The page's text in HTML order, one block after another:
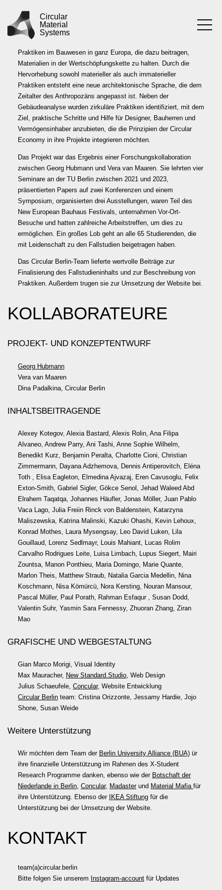
Inhalt
springen
Circular
Material
Systems
ÜBER UNS
‚Circular Material Systems‘ sammelt kreislauforientierte
Praktiken im Bauwesen in ganz Europa, die dazu beitragen,
Materialien in der Wertschöpfungskette zu halten. Durch die
Hervorhebung sowohl materieller als auch immaterieller
Praktiken entsteht eine neue architektonische Sprache, die dem
Zeitalter des Anthropozäns angepasst ist. Neben der
Gebäudeanalyse wurden zirkuläre Praktiken identifiziert, mit dem
Ziel, praktische Schritte und Hilfe für Designer, Bauherren und
Vermögensinhaber anzubieten, die die Prinzipien der Circular
Economy in ihre Projekte integrieren möchten.
Das Projekt war das Ergebnis einer Forschungskollaboration
zwischen Georg Hubmann und Vera van Maaren. Sie lehrten vier
Seminare an der TU Berlin zwischen 2021 und 2023,
präsentierten Papers auf zwei Konferenzen und einem
Symposium, organisierten drei Ausstellungen, waren Teil des
New European Bauhaus Festivals, unternahmen Vor-Ort-
Besuche und hatten zahlreiche Arbeitstreffen, um dies zu
ermöglichen. Ein großes Lob geht an alle 65 Studierenden, die
mit Leidenschaft zu den Fallstudien beigetragen haben.
Das Circular Berlin-Team lieferte wertvolle Beiträge zur
Finalisierung des Fallstudieninhalts und zur Beschreibung von
Praktiken. Außerdem trugen sie zur Umsetzung der Website bei.
KOLLABORATEURE
PROJEKT- UND KONZEPTENTWURF
Georg Hubmann
Vera van Maaren
Dina Padalkina, Circular Berlin
INHALTSBEITRAGENDE
Alexey Kotegov, Alexia Bastard, Alexis Rolin, Ana Filipa
Alvaneo, Andrew Parry, Ani Tashi, Anne Sophie Wilhelm,
Benedikt Kurz, Benjamin Peralta, Charlotte Cioni, Christian
Zimmermann, Dayana Adzhemova, Dennis Antiperovitch, Eléna
Toth , Elisa Eagleton, Elmedina Ajvazaj, Eren Cavusoglu, Felix
Exton-Smith, Gabriel Sigler, Gökce Senol, Jehad Waleed Abd
Elrahem Taqatqa, Johannes Häufler, Jonas Möller, Juan Pablo
Vaca Lago, Julia Freiin Rinck von Baldenstein, Katarzyna
Maliszewska, Katrina Malinski, Kazuki Ohashi, Kevin Lehoux,
Konrad Mothes, Laura Mysengsay, Leo David Luken, Lila
Gouillaud, Lorenz Sedlmayr, Louis Mahiant, Lucas Rolim
Carvalho Rodrigues Leite, Luisa Limbach, Lupus Siegert, Mairi
Zountsa, Manon Ponthieu, Maria Domingo, Marie Quante,
Marlon Theis, Matthew Straub, Natalia Garcia Medellin, Nina
Koschmann, Nisa Kömürcü, Nora Kersting, Nouran Mansour,
Pascal Müller, Paul Porath, Rahman Esfaqur , Susan Dodd,
Valentin Suhr, Yasmin Sara Fennessy, Zhuoran Zhang, Ziran
Mao
GRAFISCHE UND WEBGESTALTUNG
Gian Marco Morigi, Visual Identity
Max Mauracher, New Standard.Studio, Web Design
Julius Schaeufele, Concular, Website Entwicklung
Circular Berlinteam: Cristina Orizzonte, Jessamy Hardie, Jojo
Shone, Susan Weide
Weitere Unterstützung
Wir möchten dem Team der Berlin University Alliance (BUA)ür
ihre finanzielle Unterstützung im Rahmen des X-Student
Research Programme danken, ebenso wie der Botschaft der
Niederlande in Berlin, Concular, Madasterund Material Mafia für
ihre Unterstützung. Ebenso der IKEA Stiftungfür die
Unterstützung bei der Umsetzung der Website.
KONTAKT
team(a)circular.berlin
Bitte folgen Sie unserem Instagram-accountfür Updates